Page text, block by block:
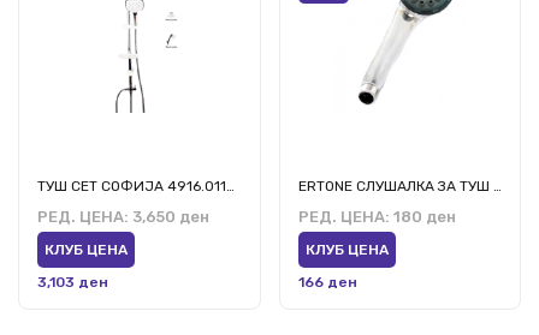
ТУШ СЕТ СОФИЈА 4916.01150.СК.1
РЕД. ЦЕНА: 3,650 ден
КЛУБ ЦЕНА
3,103 ден
ERTONE СЛУШАЛКА ЗА ТУШ ЕРТ-СН 8010
РЕД. ЦЕНА: 180 ден
КЛУБ ЦЕНА
166 ден